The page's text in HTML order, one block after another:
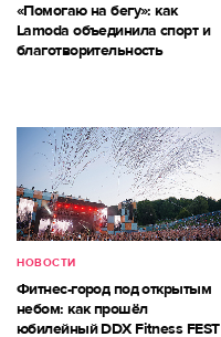
«Помогаю на бегу»: как
Lamoda объединила спорт и
благотворительность
НОВОСТИ
Фитнес-город под открытым
небом: как прошёл
юбилейный DDX Fitness FEST